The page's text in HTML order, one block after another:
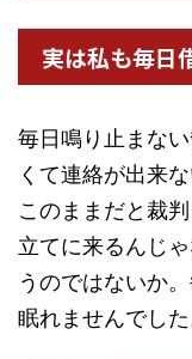
実は私も毎日
毎日鳴り止まな
くて連絡が出来な
このままだと裁
立てに来るんじ
うのではないか
眠れませんでした